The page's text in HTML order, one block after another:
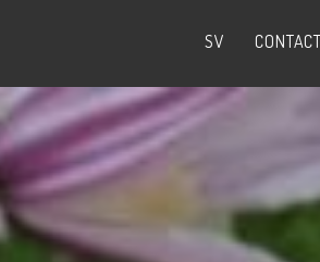
SV CONTACT